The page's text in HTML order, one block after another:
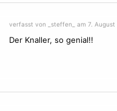
verfasst von _steffen_ am 7. August
Der Knaller, so genial!!